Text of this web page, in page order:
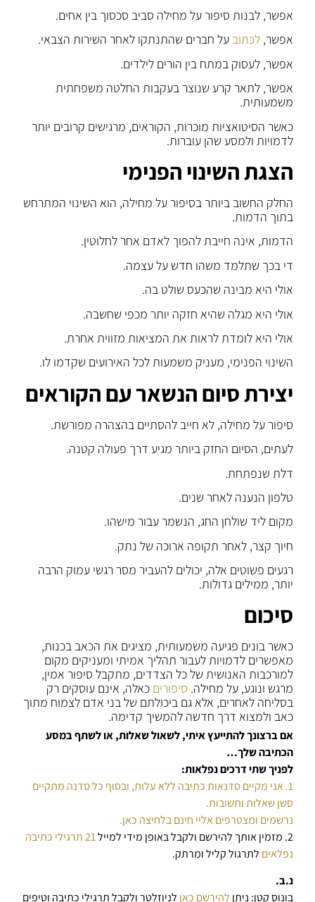
אפשר, לבנות סיפור על מחילה סביב סכסוך בין אחים.
אפשר,לכתוב על חברים שהתנתקו לאחר השירות הצבאי.
אפשר, לעסוק במתח בין הורים לילדים.
אפשר, לתאר קרע שנוצר בעקבות החלטה משפחתית
משמעותית.
כאשר הסיטואציות מוכרות, הקוראים, מרגישים קרובים יותר
לדמויות ולמסע שהן עוברות.
הצגת השינוי הפנימי
החלק החשוב ביותר בסיפור על מחילה, הוא השינוי המתרחש
בתוך הדמות.
הדמות, אינה חייבת להפוך לאדם אחר לחלוטין.
די בכך שתלמד משהו חדש על עצמה.
אולי היא מבינה שהכעס שולט בה.
אולי היא מגלה שהיא חזקה יותר מכפי שחשבה.
אולי היא לומדת לראות את המציאות מזווית אחרת.
השינוי הפנימי, מעניק משמעות לכל האירועים שקדמו לו.
יצירת סיום הנשאר עם הקוראים
סיפור על מחילה, לא חייב להסתיים בהצהרה מפורשת.
לעתים, הסיום החזק ביותר מגיע דרך פעולה קטנה.
דלת שנפתחת.
טלפון הנענה לאחר שנים.
מקום ליד שולחן החג, הנשמר עבור מישהו.
חיוך קצר, לאחר תקופה ארוכה של נתק.
רגעים פשוטים אלה, יכולים להעביר מסר רגשי עמוק הרבה
יותר, ממילים גדולות.
סיכום
כאשר בונים פגיעה משמעותית, מציגים את הכאב בכנות,
מאפשרים לדמויות לעבור תהליך אמיתי ומעניקים מקום
למורכבות האנושית של כל הצדדים, מתקבל סיפור אמין,
מרגש ונוגע, על מחילה. סיפורים כאלה, אינם עוסקים רק
בסליחה לאחרים, אלא גם ביכולתם של בני אדם לצמוח מתוך
כאב ולמצוא דרך חדשה להמשיך קדימה.
אם ברצונך להתייעץ איתי, לשאול שאלות, או לשתף במסע
הכתיבה שלך…
לפניך שתי דרכים נפלאות:
1. אני מקיים סדנאות כתיבה ללא עלות, ובסוף כל סדנה מתקיים
סשן שאלות ותשובות.
נרשמים ומצטרפים אליי חינם בלחיצה כאן.
2. מזמין אותך להירשם ולקבל באופן מידי למייל
21 תרגילי כתיבה
נפלאים לתרגול קליל ומרתק.
נ.ב.
בונוס קטן: ניתן להירשם כאן לניוזלטר ולקבל תרגילי כתיבה וטיפים